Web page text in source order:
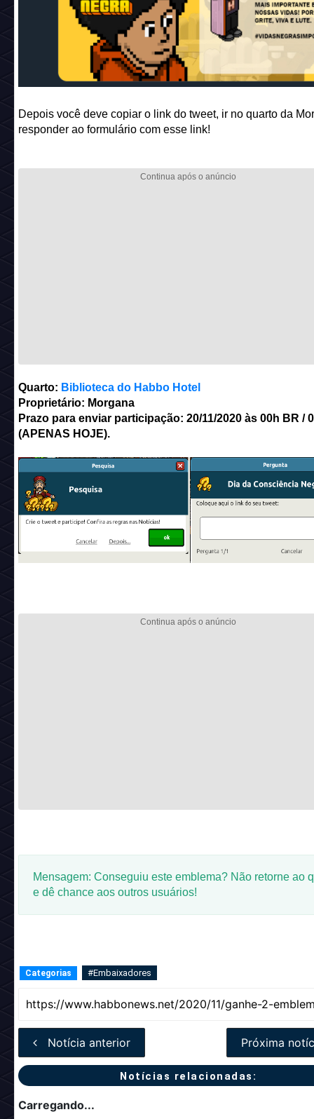
Depois você deve copiar o link do tweet, ir no quarto da
responder ao formulário com esse link!
Quarto: Biblioteca do Habbo Hotel
Proprietário: Morgana
Prazo para enviar participação: 20/11/2020 às 00h BR /
(APENAS HOJE).
Mensagem: Conseguiu este emblema? Não retorne ao
e dê chance aos outros usuários!
Categorias #Embaixadores
Notícia anterior Próxima
Notícias relacionadas:
Carregando...